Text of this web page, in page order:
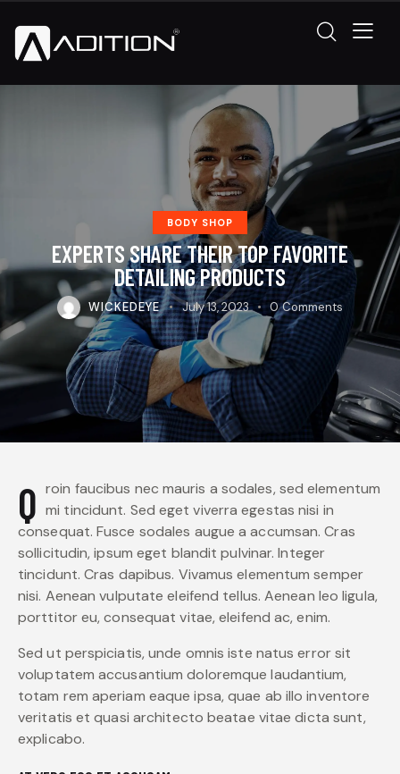
BODY SHOP
EXPERTS SHARE THEIR TOP FAVORITE
DETAILING PRODUCTS
WICKEDEYE July 13, 2023 0 Comments
Qroin faucibus nec mauris a sodales, sed elementum mi tincidunt. Sed eget viverra egestas nisi in
consequat. Fusce sodales augue a accumsan. Cras
sollicitudin, ipsum eget blandit pulvinar. Integer
tincidunt. Cras dapibus. Vivamus elementum semper
nisi. Aenean vulputate eleifend tellus. Aenean leo ligula,
porttitor eu, consequat vitae, eleifend ac, enim.
Sed ut perspiciatis, unde omnis iste natus error sit
voluptatem accusantium doloremque laudantium,
totam rem aperiam eaque ipsa, quae ab illo inventore
veritatis et quasi architecto beatae vitae dicta sunt,
explicabo.